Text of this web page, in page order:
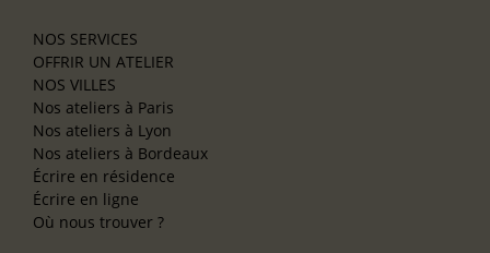
NOS SERVICES
OFFRIR UN ATELIER
NOS VILLES
Nos ateliers à Paris
Nos ateliers à Lyon
Nos ateliers à Bordeaux
Écrire en résidence
Écrire en ligne
Où nous trouver ?